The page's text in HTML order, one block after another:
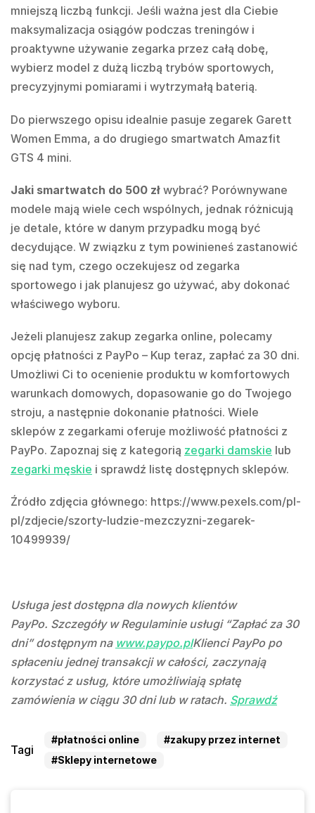
mniejszą liczbą funkcji. Jeśli ważna jest dla Ciebie
maksymalizacja osiągów podczas treningów i
proaktywne używanie zegarka przez całą dobę,
wybierz model z dużą liczbą trybów sportowych,
precyzyjnymi pomiarami i wytrzymałą baterią.
Do pierwszego opisu idealnie pasuje zegarek Garett
Women Emma, a do drugiego smartwatch Amazfit
GTS 4 mini.
Jaki smartwatch do 500 zł wybrać? Porównywane
modele mają wiele cech wspólnych, jednak różnicują
je detale, które w danym przypadku mogą być
decydujące. W związku z tym powinieneś zastanowić
się nad tym, czego oczekujesz od zegarka
sportowego i jak planujesz go używać, aby dokonać
właściwego wyboru.
Jeżeli planujesz zakup zegarka online, polecamy
opcję płatności z PayPo – Kup teraz, zapłać za 30 dni.
Umożliwi Ci to ocenienie produktu w komfortowych
warunkach domowych, dopasowanie go do Twojego
stroju, a następnie dokonanie płatności. Wiele
sklepów z zegarkami oferuje możliwość płatności z
PayPo. Zapoznaj się z kategorią zegarki damskie lub
zegarki męskie i sprawdź listę dostępnych sklepów.
Źródło zdjęcia głównego: https://www.pexels.com/pl-
pl/zdjecie/szorty-ludzie-mezczyzni-zegarek-
10499939/
Usługa jest dostępna dla nowych klientów
PayPo. Szczegóły w Regulaminie usługi “Zapłać za 30
dni” dostępnym na www.paypo.plKlienci PayPo po
spłaceniu jednej transakcji w całości, zaczynają
korzystać z usług, które umożliwiają spłatę
zamówienia w ciągu 30 dni lub w ratach. Sprawdź
Tagi
#płatności online
#zakupy przez internet
#Sklepy internetowe